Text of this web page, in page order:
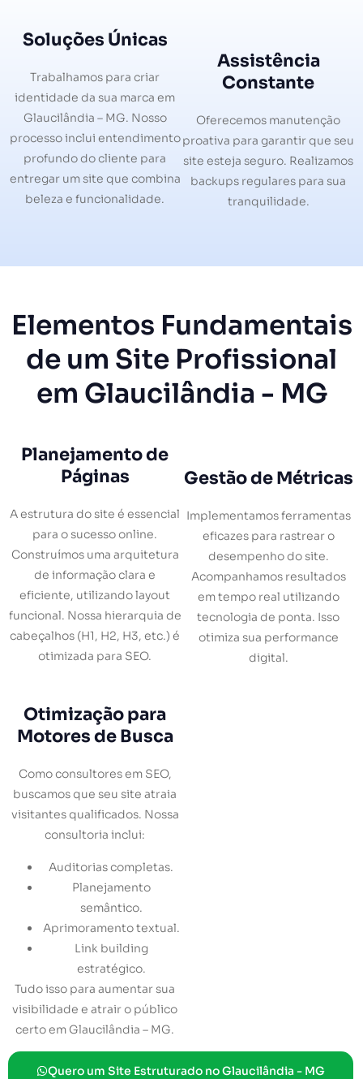
Soluções Únicas
Trabalhamos para criar
identidade da sua marca em
Glaucilândia – MG. Nosso
processo inclui entendimento
profundo do cliente para
entregar um site que combina
beleza e funcionalidade.
Assistência
Constante
Oferecemos manutenção
proativa para garantir que seu
site esteja seguro. Realizamos
backups regulares para sua
tranquilidade.
Elementos Fundamentais
de um Site Profissional
em Glaucilândia - MG
Planejamento de
Páginas
A estrutura do site é essencial
para o sucesso online.
Construímos uma arquitetura
de informação clara e
eficiente, utilizando layout
funcional. Nossa hierarquia de
cabeçalhos (H1, H2, H3, etc.) é
otimizada para SEO.
Gestão de Métricas
Implementamos ferramentas
eficazes para rastrear o
desempenho do site.
Acompanhamos resultados
em tempo real utilizando
tecnologia de ponta. Isso
otimiza sua performance
digital.
Otimização para
Motores de Busca
Como consultores em SEO,
buscamos que seu site atraia
visitantes qualificados. Nossa
consultoria inclui:
Auditorias completas.
Planejamento
semântico.
Aprimoramento textual.
Link building
estratégico.
Tudo isso para aumentar sua
visibilidade e atrair o público
certo em Glaucilândia – MG.
Quero um Site Estruturado no Glaucilândia - MG